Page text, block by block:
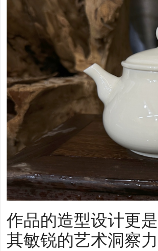
作品的造型设计更
其敏锐的艺术洞察